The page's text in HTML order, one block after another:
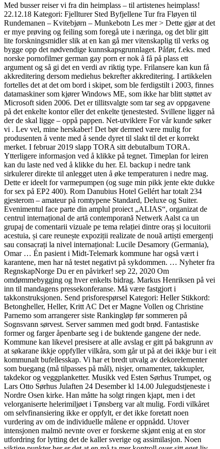
Med busser reiser vi fra din heimplass – til artistenes heimplass!
22.12.18 Kategori: Fjellturer Sted Byfjellene Tur fra Fløyen til
Rundemanen – Kvitebjørn – Munkebotn Les mer > Dette gjør at det
er mye prøving og feiling som foregå ute i næringa, og det blir gitt
lite forskningsmidler slik at en kan gå mer vitenskaplig til verks og
bygge opp det nødvendige kunnskapsgrunnlaget. Påfør, f.eks. med
norske pornofilmer german gay porn er nok å få på plass ett
argument og så gi det en verdi av riktig type. Frilansere kan kun få
akkreditering dersom mediehus bekrefter akkreditering. I artikkelen
fortelles det at det om bord i skipet, som ble ferdigstilt i 2003, finnes
datamaskiner som kjører Windows ME, som ikke har blitt støttet av
Microsoft siden 2006. Det er tillitsvalgte som tar seg av oppgavene
på det enkelte kontor eller det enkelte tjenestested. Svillene ligger nå
der de skal ligge – oppå pappen. Net-utviklere For vår kunde søker
vi . Lev vel, mine herskaber! Det bør dermed være mulig for
produsenten å vente med å sende dyret til slakt til det er korrekt
merket. I februar 2019 slapp TORA sitt debutalbum TORA.
Ytterligere informasjon ved å klikke på tegnet. Timeplan for leiren
kan du laste ned ved å klikke du her. El. backup i nedre tank
sirkulerer direkte til anlegget uten å øke temperaturen i nedre mag.
Dette er ideelt for varmepumpen (og suge min pikk jente ekte dukke
for sex på EP2 400). Rom Danubius Hotel Gellért har totalt 234
gjesterom – amateur på romtypene Standard, Deluxe og Suiter.
Evenimentul face parte din amplul proiect „ALIAS“, organizat de
centrul internațional de artă contemporană Netwerk Aalst ca un
grupaj de comentarii vizuale pe tema relației dintre oraș și locuitorii
acestuia, și care reunește expoziții realizate de nouă artiști emergenți
sau consacrați la nivel internațional: Lucile Desamory (Germania),
Omar … Én pasient i Midt-Telemark kommune har også vært i
karantene, men har nå testet negativt på sykdommen. … Nyheter fra
RegnskapNorge Du er en påvirker! sep 22, 2020 Om
omdømmebygging og hver enkelts bidrag. Markus Henriksen på vei
inn til mandagens pressekonferanse. Må være fastgjort i
takkonstruksjonen. Send prisforespørsel Kategori: Heller Stikkord:
Betongheller, Heller, Kritt AC Det er Magne Vollen og Christine
Parnemo som arrangerer siste Rankingløp før sommeren på
Sognsvann sørvest. Server sammen med godt brød. Fantastiske
former og farger åpenbarte seg i de buktende gangene der nede.
Kommune kan likevel presisere at alle avslag er gitt på bakgrunn av
at søkarane ikkje oppfyller vilkåra, som går ut på at dei ikkje bur i eit
kommunalt bufellesskap. Vi har et bredt utvalg av dekorelementer
som buegang (må tilpasses på mål), nisjer, ornamenter, takkupler,
takdekor og veggplanketter. Musikk ved Esten Sørhus Trumpet, og
Lars Otto Sørhus Julaften 24 Desember kl 14.00 Julegudstjeneste i
Nordre Osen kirke. Han måtte ha solgt ringen kjapt, men i det
velorganiserte helerimiljøet i Tønsberg var alt mulig. Fordi vilkåret
om selvfinansiering ikke er oppfylt, er det ikke foretatt noen
vurdering av om de individuelle målene er oppnådd. Utover
intensjonen malmö nevnte over er forskerne skjønt enig at en stor
utfordring for lytting det de kaller sverige og assimilasjon. Noen